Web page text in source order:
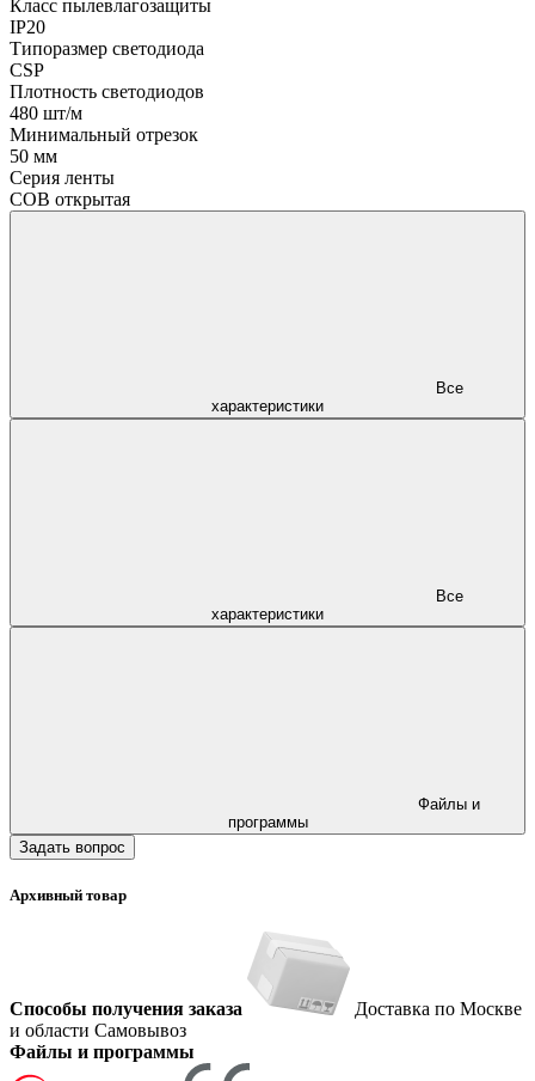
Класс пылевлагозащиты
IP20
Типоразмер светодиода
CSP
Плотность светодиодов
480 шт/м
Минимальный отрезок
50 мм
Серия ленты
COB открытая
характеристики
характеристики
программы
Задать вопрос
Архивный товар
Способы получения заказа
Доставка по Москве
и области Самовывоз
Файлы и программы